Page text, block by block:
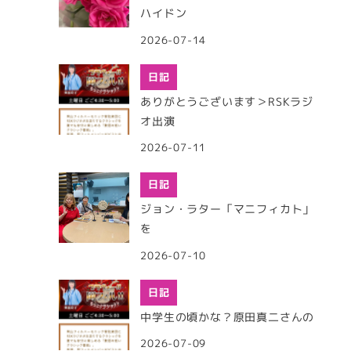
ハイドン
2026-07-14
日記
ありがとうございます＞RSKラジ
オ出演
2026-07-11
日記
ジョン・ラター「マニフィカト」
を
2026-07-10
日記
中学生の頃かな？原田真二さんの
2026-07-09